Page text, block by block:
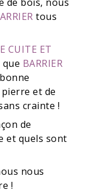
tous
CUITE ET
BARRIER
et de
crainte !
de
et quels sont
nous
!